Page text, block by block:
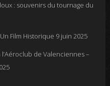
: souvenirs du tournage du
Film Historique 9 juin 2025
de Valenciennes –